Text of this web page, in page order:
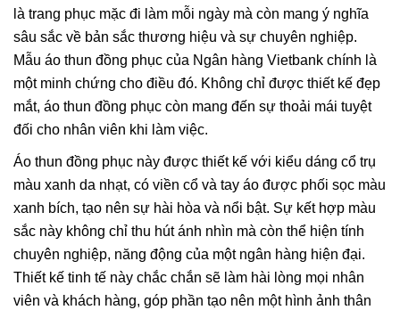
là trang phục mặc đi làm mỗi ngày mà còn mang ý nghĩa
sâu sắc về bản sắc thương hiệu và sự chuyên nghiệp.
Mẫu áo thun đồng phục của Ngân hàng Vietbank chính là
một minh chứng cho điều đó. Không chỉ được thiết kế đẹp
mắt, áo thun đồng phục còn mang đến sự thoải mái tuyệt
đối cho nhân viên khi làm việc.
Áo thun đồng phục này được thiết kế với kiểu dáng cổ trụ
màu xanh da nhạt, có viền cổ và tay áo được phối sọc màu
xanh bích, tạo nên sự hài hòa và nổi bật. Sự kết hợp màu
sắc này không chỉ thu hút ánh nhìn mà còn thể hiện tính
chuyên nghiệp, năng động của một ngân hàng hiện đại.
Thiết kế tinh tế này chắc chắn sẽ làm hài lòng mọi nhân
viên và khách hàng, góp phần tạo nên một hình ảnh thân